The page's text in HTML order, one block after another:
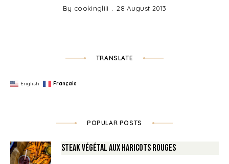
By cookinglili 28 August 2013
TRANSLATE
English Français
POPULAR POSTS
Steak végétal aux haricots rouges